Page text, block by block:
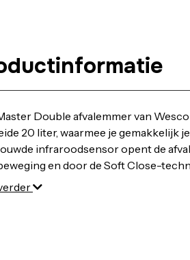
Double afvalemmer van
20 liter, waarmee je gemakkelijk
infraroodsensor opent de
en door de Soft Close-
Het sensorsysteem werkt op 6